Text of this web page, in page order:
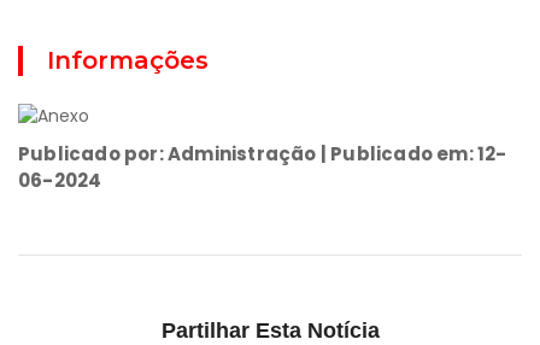
Informações
Publicado por: Administração | Publicado em: 12-
06-2024
Partilhar Esta Notícia